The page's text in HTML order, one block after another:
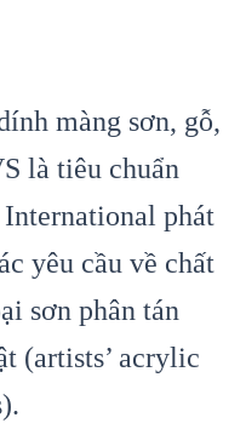
màng sơn, gỗ,
là tiêu chuẩn
phát
yêu cầu về chất
sơn phân tán
(artists’ acrylic